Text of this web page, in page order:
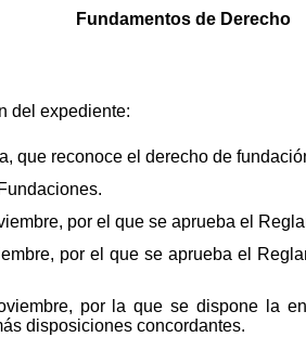
Fundamentos de Derecho
del expediente:
que reconoce el derecho de
por el que se aprueba el
por el que se aprueba el
por la que se dispone la
disposiciones concordantes.